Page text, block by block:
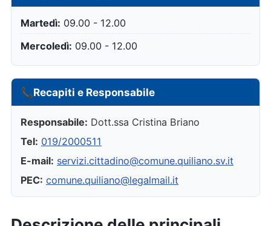
Martedì: 09.00 - 12.00
Mercoledì: 09.00 - 12.00
📞Recapiti e Responsabile
Responsabile: Dott.ssa Cristina Briano
Tel: 019/2000511
E-mail: servizi.cittadino@comune.quiliano.sv.it
PEC: comune.quiliano@legalmail.it